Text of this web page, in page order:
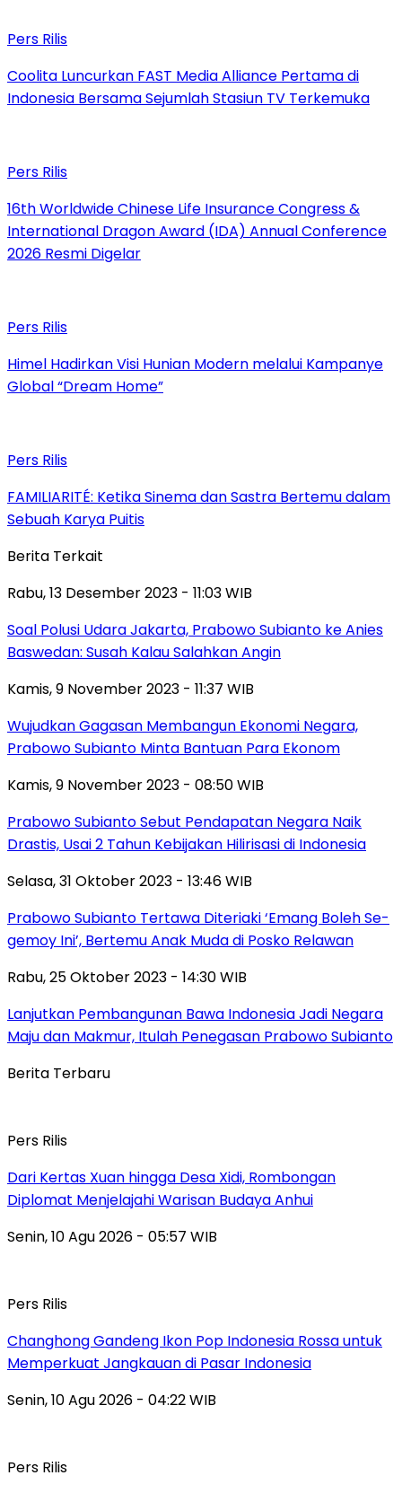
Pers Rilis
Coolita Luncurkan FAST Media Alliance Pertama di
Indonesia Bersama Sejumlah Stasiun TV Terkemuka
Pers Rilis
16th Worldwide Chinese Life Insurance Congress &
International Dragon Award (IDA) Annual Conference
2026 Resmi Digelar
Pers Rilis
Himel Hadirkan Visi Hunian Modern melalui Kampanye
Global “Dream Home”
Pers Rilis
FAMILIARITÉ: Ketika Sinema dan Sastra Bertemu dalam
Sebuah Karya Puitis
Berita Terkait
Rabu, 13 Desember 2023 - 11:03 WIB
Soal Polusi Udara Jakarta, Prabowo Subianto ke Anies
Baswedan: Susah Kalau Salahkan Angin
Kamis, 9 November 2023 - 11:37 WIB
Wujudkan Gagasan Membangun Ekonomi Negara,
Prabowo Subianto Minta Bantuan Para Ekonom
Kamis, 9 November 2023 - 08:50 WIB
Prabowo Subianto Sebut Pendapatan Negara Naik
Drastis, Usai 2 Tahun Kebijakan Hilirisasi di Indonesia
Selasa, 31 Oktober 2023 - 13:46 WIB
Prabowo Subianto Tertawa Diteriaki ‘Emang Boleh Se-
gemoy Ini’, Bertemu Anak Muda di Posko Relawan
Rabu, 25 Oktober 2023 - 14:30 WIB
Lanjutkan Pembangunan Bawa Indonesia Jadi Negara
Maju dan Makmur, Itulah Penegasan Prabowo Subianto
Berita Terbaru
Pers Rilis
Dari Kertas Xuan hingga Desa Xidi, Rombongan
Diplomat Menjelajahi Warisan Budaya Anhui
Senin, 10 Agu 2026 - 05:57 WIB
Pers Rilis
Changhong Gandeng Ikon Pop Indonesia Rossa untuk
Memperkuat Jangkauan di Pasar Indonesia
Senin, 10 Agu 2026 - 04:22 WIB
Pers Rilis